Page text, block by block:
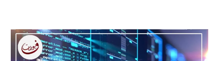
شركة
إنشاء